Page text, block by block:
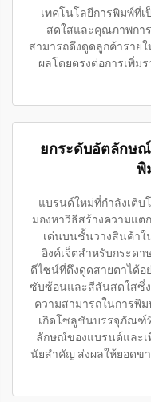
เทคโนโลยีการพิมพ์ที่
สดใสและคุณภาพกา
สามารถดึงดูดลูกค้ารา
ผลโดยตรงต่อการเพิ่ม
ยกระดับอัตลักษ
พิ
แบรนด์ใหม่ที่กำลังเติบ
มองหาวิธีสร้างความแ
เด่นบนชั้นวางสินค้าใ
อิงค์เจ็ตสำหรับกระด
ดีไซน์ที่ดึงดูดสายตาได้อ
ซับซ้อนและสีสันสดใสซึ่ง
ความสามารถในการพิ
เกิดโซลูชันบรรจุภัณฑ์
ลักษณ์ของแบรนด์และเ
นัยสำคัญ ส่งผลให้ยอดขา